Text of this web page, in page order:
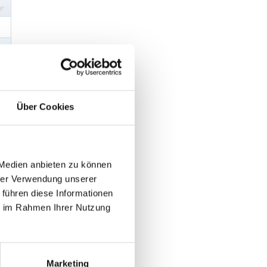
Über Cookies
anbieten zu können
Verwendung unserer
diese Informationen
Rahmen Ihrer Nutzung
Marketing